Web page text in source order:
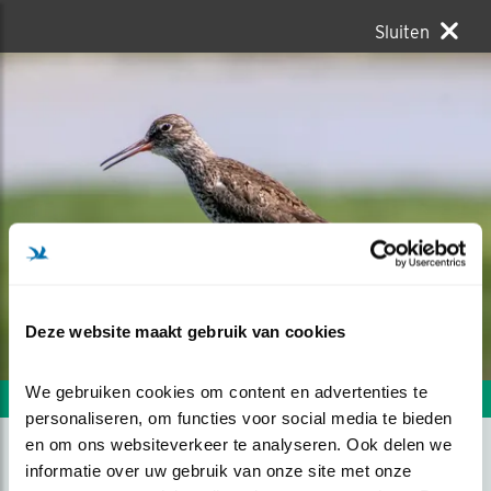
Deze website maakt gebruik van cookies
We gebruiken cookies om content en advertenties te
personaliseren, om functies voor social media te bieden
en om ons websiteverkeer te analyseren. Ook delen we
informatie over uw gebruik van onze site met onze
Sluiten
Volgende foto Vorige foto